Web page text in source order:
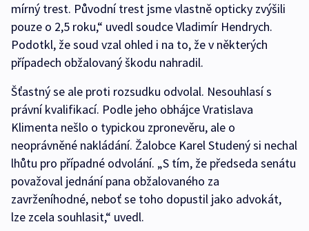
mírný trest. Původní trest jsme vlastně opticky zvýšili
pouze o 2,5 roku,“ uvedl soudce Vladimír Hendrych.
Podotkl, že soud vzal ohled i na to, že v některých
případech obžalovaný škodu nahradil.
Šťastný se ale proti rozsudku odvolal. Nesouhlasí s
právní kvalifikací. Podle jeho obhájce Vratislava
Klimenta nešlo o typickou zpronevěru, ale o
neoprávněné nakládání. Žalobce Karel Studený si nechal
lhůtu pro případné odvolání. „S tím, že předseda senátu
považoval jednání pana obžalovaného za
zavrženíhodné, neboť se toho dopustil jako advokát,
lze zcela souhlasit,“ uvedl.